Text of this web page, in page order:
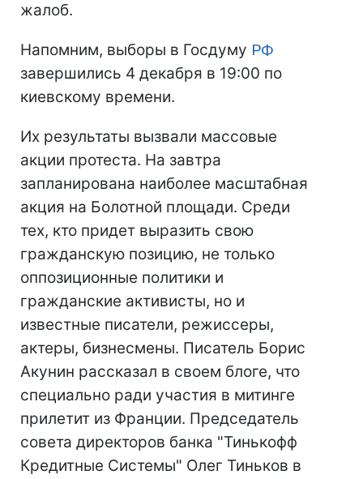
жалоб.
Напомним, выборы в Госдуму РФ
завершились 4 декабря в 19:00 по
киевскому времени.
Их результаты вызвали массовые
акции протеста. На завтра
запланирована наиболее масштабная
акция на Болотной площади. Среди
тех, кто придет выразить свою
гражданскую позицию, не только
оппозиционные политики и
гражданские активисты, но и
известные писатели, режиссеры,
актеры, бизнесмены. Писатель Борис
Акунин рассказал в своем блоге, что
специально ради участия в митинге
прилетит из Франции. Председатель
совета директоров банка "Тинькофф
Кредитные Системы" Олег Тиньков в